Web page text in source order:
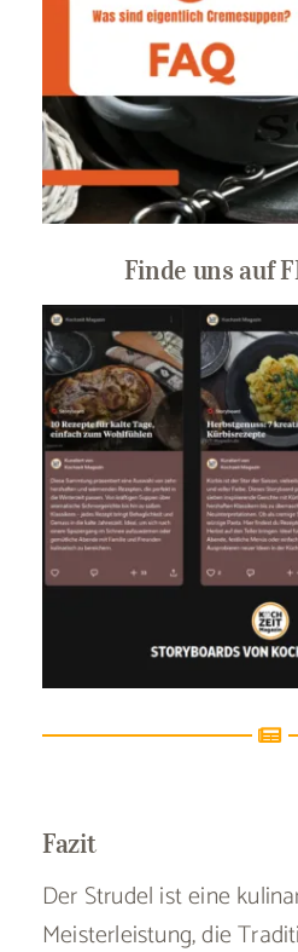
Finde uns auf
Fazit
Der Strudel ist eine
Meisterleistung, die